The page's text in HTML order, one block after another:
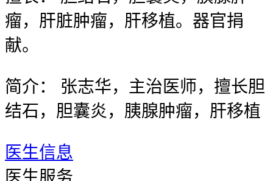
瘤，肝脏肿瘤，肝移植。器官捐
献。
简介：
张志华，主治医师，擅长胆
结石，胆囊炎，胰腺肿瘤，肝移植
医生信息